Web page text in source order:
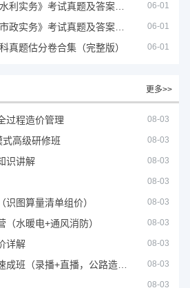
06-01
06-01
真题估分卷合集（完整版） 06-01
更多>>
过程造价管理 08-03
高级研修班 08-03
识讲解 08-03
08-03
识图算量清单组价） 08-03
水暖电+通风消防） 08-03
详解 08-03
08-03
08-03